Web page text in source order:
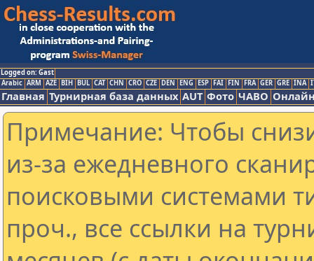
Logged on: Gast
Arabic ARM AZE BIH BUL CAT CHN CRO CZE DEN ENG ESP FAI FIN FRA GER GRE INA
Главная Турнирная база данных AUT Фото ЧАВО
Примечание: Чтобы
из-за ежедневного
поисковыми системами
проч., все ссылки на